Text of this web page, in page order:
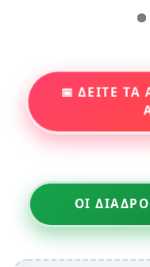
📅 ΔΕΙΤΕ
ΟΙ